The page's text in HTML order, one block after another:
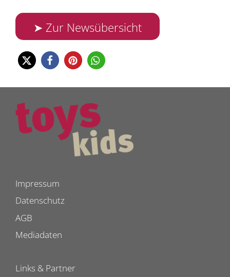
➤ Zur Newsübersicht
Impressum
Datenschutz
AGB
Mediadaten
Links & Partner